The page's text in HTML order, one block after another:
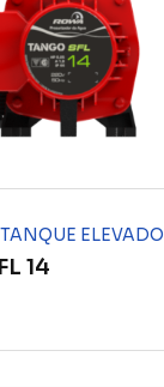
ELEVADO
14